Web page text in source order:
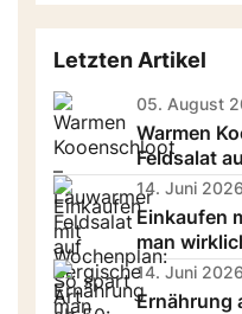
Letzten Artikel
05. August
Warmen
Feldsalat
14. Juni 2026
Einkaufen
man
14. Juni 2026
Ernährung